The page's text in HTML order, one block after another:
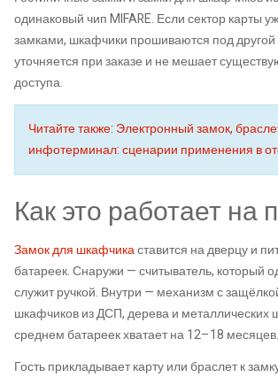
одинаковый чип MIFARE. Если сектор карты
замками, шкафчики прошиваются под другой
уточняется при заказе и не мешает
доступа.
Читайте также: Электронный замок,
инфотерминал: сценарии применения в
Как это работает на
Замок для шкафчикаставится на дверцу и
батареек. Снаружи — считыватель, который
служит ручкой. Внутри — механизм с
шкафчиков из ДСП, дерева и металлических
среднем батареек хватает на 12–18 месяцев.
Гость прикладывает карту или браслет к